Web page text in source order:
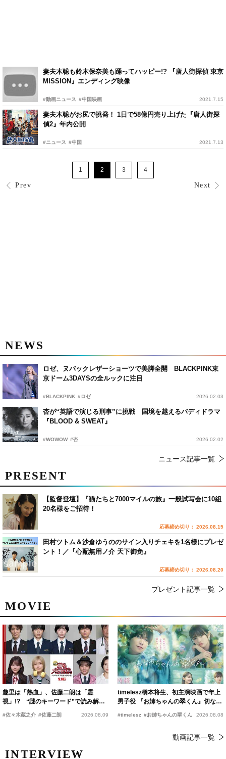
妻夫木聡も鈴木保奈美も踊ってハッピー!? 『唐人街探偵 東京
MISSION』エンディング映像
#動画ニュース #中国映画 2021.7.15
妻夫木聡がお尻で挑発！ 1日で58億円売り上げた『唐人街探
偵2』年内公開
#ニュース #中国 2021.7.13
Prev
1 2 3 4
Next
NEWS
ロゼ、ヌバックレザーショーツで美脚全開 BLACKPINK東
京ドーム3DAYSの全ルックに注目
#BLACKPINK #ロゼ 2026.02.03
杏が“英語で演じる刑事”に挑戦 国境を越えるバディドラマ
『BLOOD & SWEAT』
#WOWOW #杏 2026.02.02
ニュース記事一覧
MOVIE
趣里は「熱血」、佐藤二朗は「霊
視」!? “謎のキーワード”で読み解く
#佐々木蔵之介 #佐藤二朗 2026.08.09
timelesz橋本将生、初主演映画で年上
男子役 『お姉ちゃんの翠くん』切ない
#timelesz #お姉ちゃんの翠くん 2026.08.08
動画記事一覧
INTERVIEW
PRESENT
【監督登壇】『猫たちと7000マイルの旅』一般試写会に10組
20名様をご招待！
応募締め切り： 2026.08.15
田村ツトム＆沙倉ゆうののサイン入りチェキを1名様にプレゼ
ント！／『心配無用ノ介 天下御免』
応募締め切り： 2026.08.20
プレゼント記事一覧